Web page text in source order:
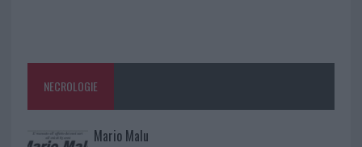
NECROLOGIE
Mario Malu